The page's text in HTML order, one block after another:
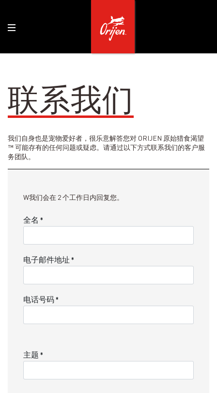
联系我们
我们自身也是宠物爱好者，很乐意解答您对 ORIJEN 原始猎食渴望
™ 可能存有的任何问题或疑虑。请通过以下方式联系我们的客户服
务团队。
W我们会在 2 个工作日内回复您。
全名 *
电子邮件地址*
电话号码*
主题*